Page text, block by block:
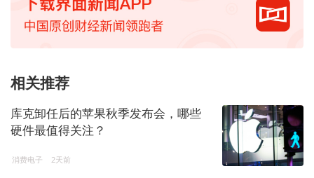
相关推荐
库克卸任后的苹果秋季发布会，哪些
硬件最值得关注？
消费电子 2天前